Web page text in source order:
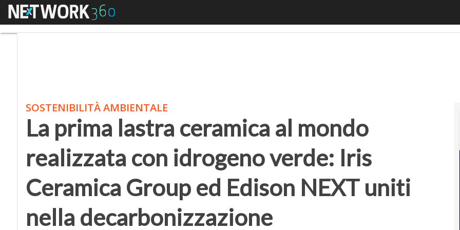
Menu La prima lastra ceramica al mondo realizzata con idrogeno verde: Iris
SOSTENIBILITÀ AMBIENTALE
La prima lastra ceramica al mondo
realizzata con idrogeno verde: Iris
Ceramica Group ed Edison NEXT uniti
nella decarbonizzazione